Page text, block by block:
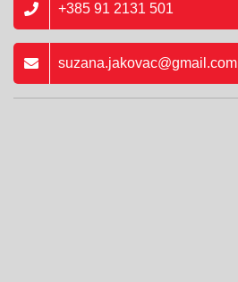
+385 91 2131 501
suzana.jakovac@gmail.com